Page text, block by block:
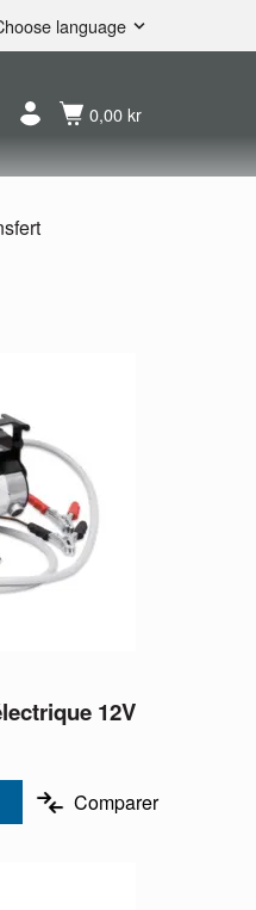
language
Français
0,00 kr
12V
Comparer